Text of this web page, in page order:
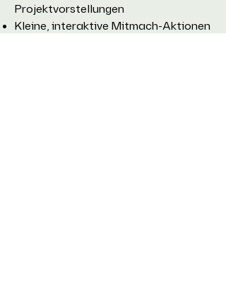
Projektvorstellungen
Kleine, interaktive Mitmach-Aktionen